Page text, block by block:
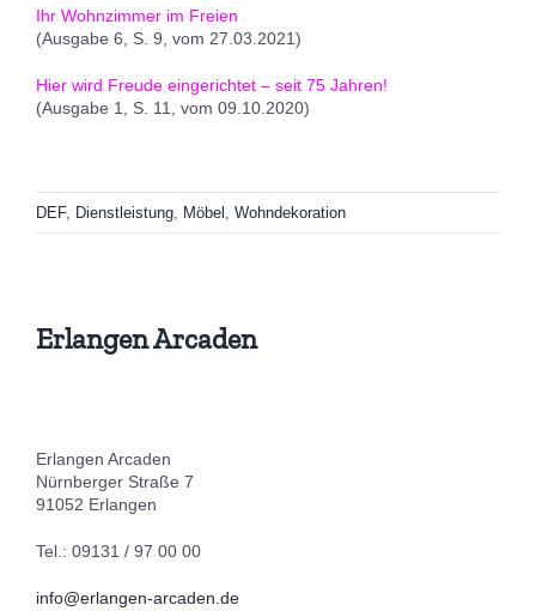
Ihr Wohnzimmer im Freien
(Ausgabe 6, S. 9, vom 27.03.2021)
Hier wird Freude eingerichtet – seit 75 Jahren!
(Ausgabe 1, S. 11, vom 09.10.2020)
DEF, Dienstleistung Möbel Wohndekoration
Erlangen Arcaden
Erlangen Arcaden
Nürnberger Straße 7
91052 Erlangen
Tel.: 09131 / 97 00 00
info@erlangen-arcaden.de